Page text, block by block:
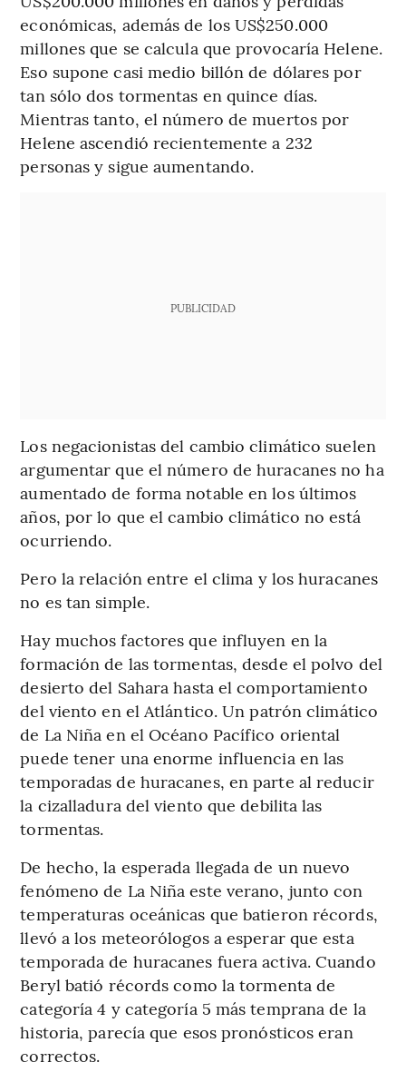
económicas, además de los US$250.000
millones que se calcula que provocaría Helene.
Eso supone casi medio billón de dólares por
tan sólo dos tormentas en quince días.
Mientras tanto, el número de muertos por
Helene ascendió recientemente a 232
personas y sigue aumentando.
PUBLICIDAD
Los negacionistas del cambio climático suelen
argumentar que el número de huracanes no ha
aumentado de forma notable en los últimos
años, por lo que el cambio climático no está
ocurriendo.
Pero la relación entre el clima y los huracanes
no es tan simple.
Hay muchos factores que influyen en la
formación de las tormentas, desde el polvo del
desierto del Sahara hasta el comportamiento
del viento en el Atlántico. Un patrón climático
de La Niña en el Océano Pacífico oriental
puede tener una enorme influencia en las
temporadas de huracanes, en parte al reducir
la cizalladura del viento que debilita las
tormentas.
De hecho, la esperada llegada de un nuevo
fenómeno de La Niña este verano, junto con
temperaturas oceánicas que batieron récords,
llevó a los meteorólogos a esperar que esta
temporada de huracanes fuera activa. Cuando
Beryl batió récords como la tormenta de
categoría 4 y categoría 5 más temprana de la
historia, parecía que esos pronósticos eran
correctos.